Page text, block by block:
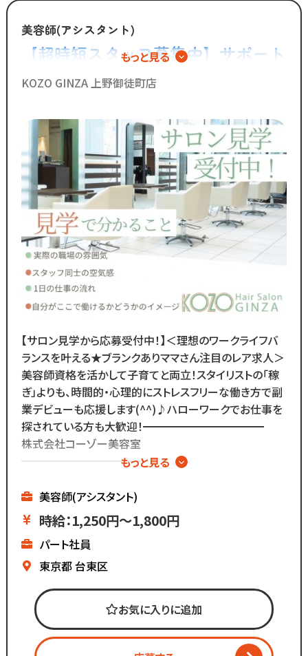
美容師(アシスタント)
【超時短スタッフ募集中】サポート
業務を極めるアシスタント専任とい
もっと見る
KOZO GINZA 上野御徒町店
【サロン見学から応募受付中！】＜理想のワークライフバ
ランスを叶える★ブランクありママさん注目のレア求人＞
美容師資格を活かして子育てと両立！スタイリストの「稼
ぎ」よりも、時間的・心理的にストレスフリーな働き方で副
業デビューも応援します(^^)♪ハローワークでお仕事を
探されている方も大歓迎！━━━━━━━━━━━
株式会社コーゾー美容室
━━━━━━━━━━━
現在都内に4店舗のサロンを
展開しています。
マーケティング会社出身の
2代目社長により
時代に合わせた働き方へ
変化を加えています。
「いいものは残し、
もっと見る
美容師(アシスタント)
時給：1,250円～1,800円
パート社員
東京都台東区
お気に入りに追加